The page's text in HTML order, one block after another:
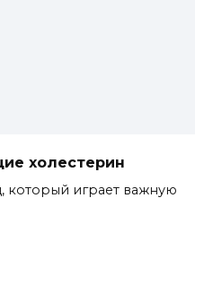
холестерин
который играет важную